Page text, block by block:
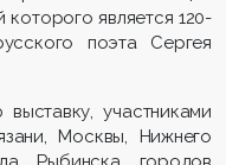
является 120-
поэта Сергея
участниками
Москвы, Нижнего